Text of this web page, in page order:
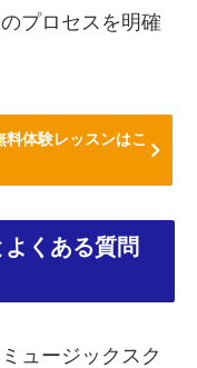
プロセスを明確
体験レッスンはこ
くある質問
ュージックスク